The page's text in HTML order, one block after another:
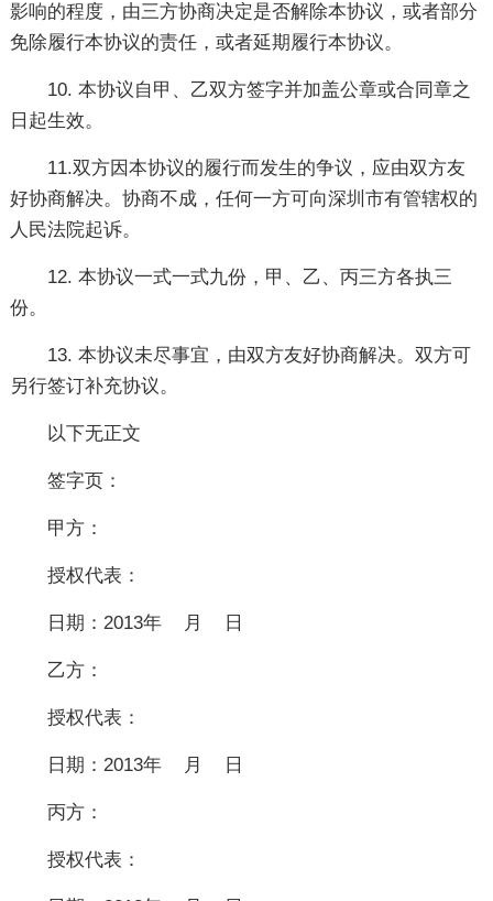
影响的程度，由三方协商决定是否解除本协议，或者部分
免除履行本协议的责任，或者延期履行本协议。
10. 本协议自甲、乙双方签字并加盖公章或合同章之
日起生效。
11.双方因本协议的履行而发生的争议，应由双方友
好协商解决。协商不成，任何一方可向深圳市有管辖权的
人民法院起诉。
12. 本协议一式一式九份，甲、乙、丙三方各执三
份。
13. 本协议未尽事宜，由双方友好协商解决。双方可
另行签订补充协议。
以下无正文
签字页：
甲方：
授权代表：
日期：2013年 月 日
乙方：
授权代表：
日期：2013年 月 日
丙方：
授权代表：